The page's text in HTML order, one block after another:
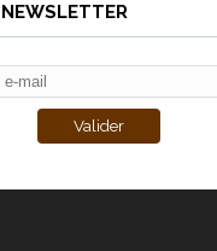
NEWSLETTER